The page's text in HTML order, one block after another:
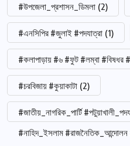
#উপজেলা_প্রশাসন_ডিমলা (2)
#এনসিপির #জুলাই #পদযাত্রা (1)
#কলাপাড়ায় #৬ #ফুট #লম্বা #বিষধর
#চরবিজায় #কুয়াকাটা (2)
#জাতীয়_নাগরিক_পার্টি
#নাহিদ_ইসলাম #রাজনৈতিক_আন্দোলন